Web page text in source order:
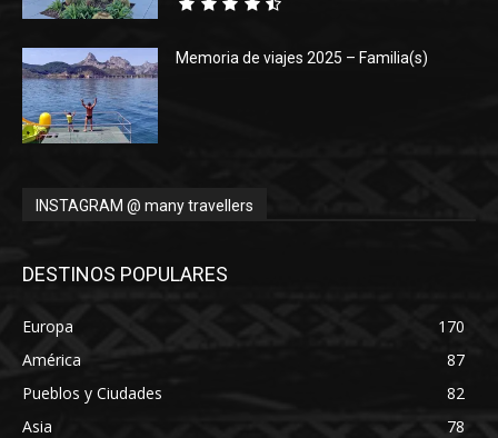
Memoria de viajes 2025 – Familia(s)
INSTAGRAM @ many travellers
DESTINOS POPULARES
Europa
170
América
87
Pueblos y Ciudades
82
Asia
78